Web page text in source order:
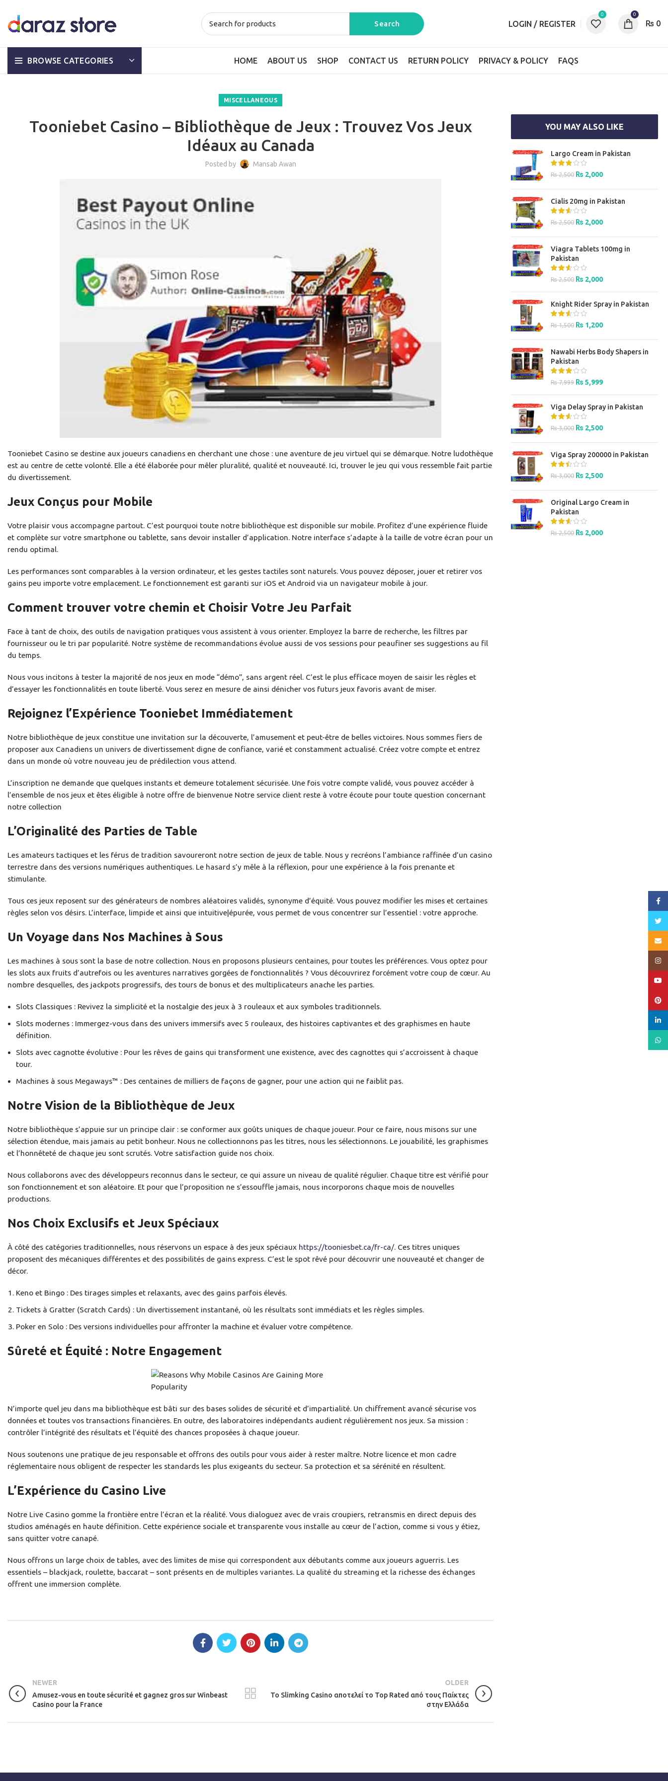
LOGIN / REGISTER
0 0
₨ 0
BROWSE CATEGORIES HOME ABOUT US SHOP CONTACT US RETURN POLICY PRIVACY & POLICY FAQS
MISCELLANEOUS
Tooniebet Casino – Bibliothèque de Jeux : Trouvez Vos Jeux
Idéaux au Canada
Posted by Mansab Awan
Tooniebet Casino se destine aux joueurs canadiens en cherchant une chose : une aventure de jeu virtuel qui se démarque. Notre ludothèque
est au centre de cette volonté. Elle a été élaborée pour mêler pluralité, qualité et nouveauté. Ici, trouver le jeu qui vous ressemble fait partie
du divertissement.
Jeux Conçus pour Mobile
Votre plaisir vous accompagne partout. C’est pourquoi toute notre bibliothèque est disponible sur mobile. Profitez d’une expérience fluide
et complète sur votre smartphone ou tablette, sans devoir installer d’application. Notre interface s’adapte à la taille de votre écran pour un
rendu optimal.
Les performances sont comparables à la version ordinateur, et les gestes tactiles sont naturels. Vous pouvez déposer, jouer et retirer vos
gains peu importe votre emplacement. Le fonctionnement est garanti sur iOS et Android via un navigateur mobile à jour.
Comment trouver votre chemin et Choisir Votre Jeu Parfait
Face à tant de choix, des outils de navigation pratiques vous assistent à vous orienter. Employez la barre de recherche, les filtres par
fournisseur ou le tri par popularité. Notre système de recommandations évolue aussi de vos sessions pour peaufiner ses suggestions au fil
du temps.
Nous vous incitons à tester la majorité de nos jeux en mode “démo”, sans argent réel. C’est le plus efficace moyen de saisir les règles et
d’essayer les fonctionnalités en toute liberté. Vous serez en mesure de ainsi dénicher vos futurs jeux favoris avant de miser.
Rejoignez l’Expérience Tooniebet Immédiatement
Notre bibliothèque de jeux constitue une invitation sur la découverte, l’amusement et peut-être de belles victoires. Nous sommes fiers de
proposer aux Canadiens un univers de divertissement digne de confiance, varié et constamment actualisé. Créez votre compte et entrez
dans un monde où votre nouveau jeu de prédilection vous attend.
L’inscription ne demande que quelques instants et demeure totalement sécurisée. Une fois votre compte validé, vous pouvez accéder à
l’ensemble de nos jeux et êtes éligible à notre offre de bienvenue Notre service client reste à votre écoute pour toute question concernant
notre collection
L’Originalité des Parties de Table
Les amateurs tactiques et les férus de tradition savoureront notre section de jeux de table. Nous y recréons l’ambiance raffinée d’un casino
terrestre dans des versions numériques authentiques. Le hasard s’y mêle à la réflexion, pour une expérience à la fois prenante et
stimulante.
Tous ces jeux reposent sur des générateurs de nombres aléatoires validés, synonyme d’équité. Vous pouvez modifier les mises et certaines
règles selon vos désirs. L’interface, limpide et ainsi que intuitive|épurée, vous permet de vous concentrer sur l’essentiel : votre approche.
Un Voyage dans Nos Machines à Sous
Les machines à sous sont la base de notre collection. Nous en proposons plusieurs centaines, pour toutes les préférences. Vous optez pour
les slots aux fruits d’autrefois ou les aventures narratives gorgées de fonctionnalités ? Vous découvrirez forcément votre coup de cœur. Au
nombre desquelles, des jackpots progressifs, des tours de bonus et des multiplicateurs anache les parties.
Slots Classiques : Revivez la simplicité et la nostalgie des jeux à 3 rouleaux et aux symboles traditionnels.
Slots modernes : Immergez-vous dans des univers immersifs avec 5 rouleaux, des histoires captivantes et des graphismes en haute
définition.
Slots avec cagnotte évolutive : Pour les rêves de gains qui transforment une existence, avec des cagnottes qui s’accroissent à chaque
tour.
Machines à sous Megaways™ : Des centaines de milliers de façons de gagner, pour une action qui ne faiblit pas.
Notre Vision de la Bibliothèque de Jeux
Notre bibliothèque s’appuie sur un principe clair : se conformer aux goûts uniques de chaque joueur. Pour ce faire, nous misons sur une
sélection étendue, mais jamais au petit bonheur. Nous ne collectionnons pas les titres, nous les sélectionnons. Le jouabilité, les graphismes
et l’honnêteté de chaque jeu sont scrutés. Votre satisfaction guide nos choix.
Nous collaborons avec des développeurs reconnus dans le secteur, ce qui assure un niveau de qualité régulier. Chaque titre est vérifié pour
son fonctionnement et son aléatoire. Et pour que l’proposition ne s’essouffle jamais, nous incorporons chaque mois de nouvelles
productions.
Nos Choix Exclusifs et Jeux Spéciaux
À côté des catégories traditionnelles, nous réservons un espace à des jeux spéciaux https://tooniesbet.ca/fr-ca/. Ces titres uniques
proposent des mécaniques différentes et des possibilités de gains express. C’est le spot rêvé pour découvrir une nouveauté et changer de
décor.
Keno et Bingo : Des tirages simples et relaxants, avec des gains parfois élevés.
Tickets à Gratter (Scratch Cards) : Un divertissement instantané, où les résultats sont immédiats et les règles simples.
Poker en Solo : Des versions individuelles pour affronter la machine et évaluer votre compétence.
Sûreté et Équité : Notre Engagement
N’importe quel jeu dans ma bibliothèque est bâti sur des bases solides de sécurité et d’impartialité. Un chiffrement avancé sécurise vos
données et toutes vos transactions financières. En outre, des laboratoires indépendants audient régulièrement nos jeux. Sa mission :
contrôler l’intégrité des résultats et l’équité des chances proposées à chaque joueur.
Nous soutenons une pratique de jeu responsable et offrons des outils pour vous aider à rester maître. Notre licence et mon cadre
réglementaire nous obligent de respecter les standards les plus exigeants du secteur. Sa protection et sa sérénité en résultent.
L’Expérience du Casino Live
Notre Live Casino gomme la frontière entre l’écran et la réalité. Vous dialoguez avec de vrais croupiers, retransmis en direct depuis des
studios aménagés en haute définition. Cette expérience sociale et transparente vous installe au cœur de l’action, comme si vous y étiez,
sans quitter votre canapé.
Nous offrons un large choix de tables, avec des limites de mise qui correspondent aux débutants comme aux joueurs aguerris. Les
essentiels – blackjack, roulette, baccarat – sont présents en de multiples variantes. La qualité du streaming et la richesse des échanges
offrent une immersion complète.
NEWER
Amusez-vous en toute sécurité et gagnez gros sur Winbeast
Casino pour la France
OLDER
Το Slimking Casino αποτελεί το Top Rated από τους Παίκτες
στην Ελλάδα
YOU MAY ALSO LIKE
Largo Cream in Pakistan
₨2,500 Original
₨ 2,500.
₨ 2,000Current
₨ 2,000.
Cialis 20mg in Pakistan
₨2,500 Original
₨ 2,500.
₨ 2,000Current
₨ 2,000.
Viagra Tablets 100mg in
Pakistan
₨2,500 Original
₨ 2,500.
₨ 2,000Current
₨ 2,000.
Knight Rider Spray in Pakistan
₨1,500 Original
₨ 1,500.
₨ 1,200Current
₨ 1,200.
Nawabi Herbs Body Shapers in
Pakistan
₨7,999 Original
₨ 7,999.
₨ 5,999Current
₨ 5,999.
Viga Delay Spray in Pakistan
₨3,000 Original
₨ 3,000.
₨ 2,500Current
₨ 2,500.
Viga Spray 200000 in Pakistan
₨3,000 Original
₨ 3,000.
₨ 2,500Current
₨ 2,500.
Original Largo Cream in
Pakistan
₨2,500 Original
₨ 2,000Current
Email